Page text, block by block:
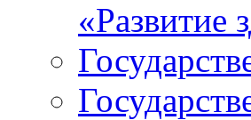
«Развитие